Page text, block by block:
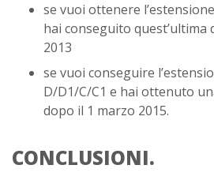
se vuoi ottenere
hai conseguito quest’ultima
2013
se vuoi conseguire
D/D1/C/C1 e hai ottenuto
dopo il 1 marzo 2015.
CONCLUSIONI.